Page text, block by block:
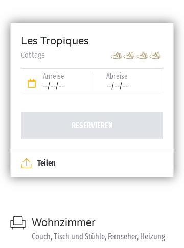
Les Tropiques
Cottage
Anreise
--/--/--
Abreise
--/--/--
RESERVIEREN
Teilen
Wohnzimmer
Couch, Tisch und Stühle, Fernseher, Heizung